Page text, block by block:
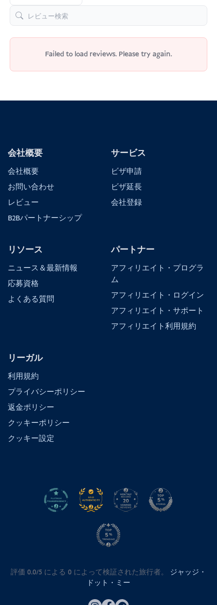
Failed to load reviews. Please try again.
会社概要
会社概要
お問い合わせ
レビュー
B2Bパートナーシップ
サービス
ビザ申請
ビザ延長
会社登録
リソース
ニュース＆最新情報
応募資格
よくある質問
パートナー
アフィリエイト・プログラ
ム
アフィリエイト・ログイン
アフィリエイト・サポート
アフィリエイト利用規約
リーガル
利用規約
プライバシーポリシー
返金ポリシー
クッキーポリシー
クッキー設定
評価 0.0/5 による 0 によって検証された旅行者。 ジャッジ・
ドット・ミー